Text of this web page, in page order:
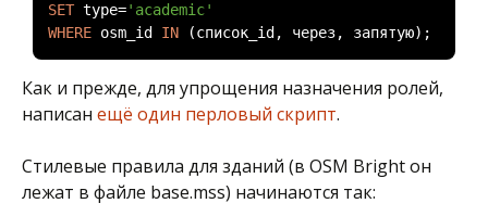
SET type='academic'
WHERE osm_id IN (список _id , через, запятую);
Как и прежде, для упрощения назначения ролей,
написан ещё один перловый скрипт.
Стилевые правила для зданий (в OSM Bright он
лежат в файле base.mss) начинаются так: